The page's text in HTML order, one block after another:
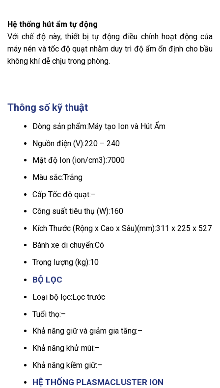
Hệ thống hút ẩm tự động
Với chế độ này, thiết bị tự động điều chỉnh hoạt động của
máy nén và tốc độ quạt nhằm duy trì độ ẩm ổn định cho bầu
không khí dễ chịu trong phòng.
Thông số kỹ thuật
Dòng sản phẩm: Máy tạo Ion và Hút Ẩm
Nguồn điện (V):220 – 240
Mật độ Ion (ion/cm3):7000
Màu sắc:Trắng
Cấp Tốc độ quạt:–
Công suất tiêu thụ (W):160
Kích Thước (Rộng x Cao x Sâu)(mm):311 x 225 x 527
Bánh xe di chuyển:Có
Trọng lượng (kg):10
BỘ LỌC
Loại bộ lọc: Lọc trước
Tuổi thọ:–
Khả năng giữ và giảm gia tăng:–
Khả năng khử mùi:–
Khả năng kiềm giữ:–
HỆ THỐNG PLASMACLUSTER ION